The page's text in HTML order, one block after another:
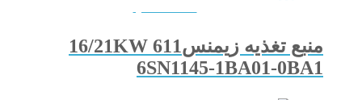
منبع تغذیه زیمنس611 16/21KW
6SN1145-1BA01-0BA1